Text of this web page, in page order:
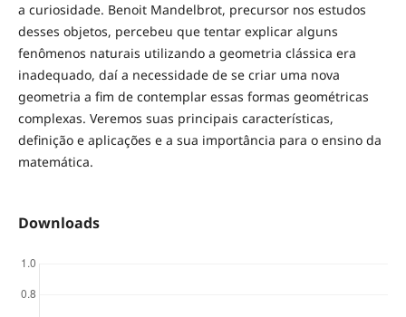
a curiosidade. Benoit Mandelbrot, precursor nos estudos
desses objetos, percebeu que tentar explicar alguns
fenômenos naturais utilizando a geometria clássica era
inadequado, daí a necessidade de se criar uma nova
geometria a fim de contemplar essas formas geométricas
complexas. Veremos suas principais características,
definição e aplicações e a sua importância para o ensino da
matemática.
Downloads